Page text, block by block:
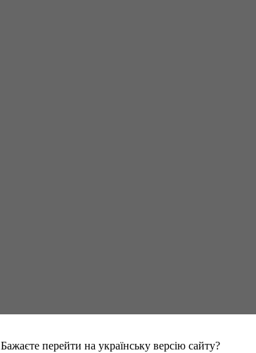
Бажаєте перейти на українську версію сайту?